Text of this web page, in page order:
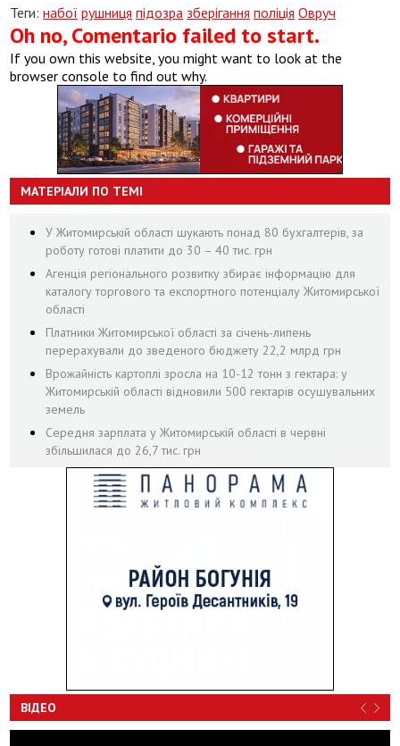
Теги:набої рушниця підозра зберігання поліція Овруч
Oh no, Comentario failed to start.
If you own this website, you might want to look at the
browser console to find out why.
МАТЕРІАЛИ ПО ТЕМІ
У Житомирській області шукають понад 80 бухгалтерів, за
роботу готові платити до 30 – 40 тис. грн
Агенція регіонального розвитку збирає інформацію для
каталогу торгового та експортного потенціалу Житомирської
області
Платники Житомирської області за січень-липень
перерахували до зведеного бюджету 22,2 млрд грн
Врожайність картоплі зросла на 10-12 тонн з гектара: у
Житомирській області відновили 500 гектарів осушувальних
земель
Середня зарплата у Житомирській області в червні
збільшилася до 26,7 тис. грн
ВІДЕО